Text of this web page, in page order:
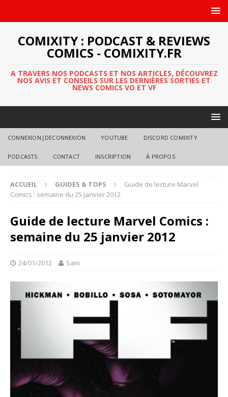
COMIXITY : PODCAST & REVIEWS
COMICS - COMIXITY.FR
A TRAVERS NOS PODCASTS ET NOS ARTICLES, DÉCOUVREZ
NOS AVIS ET CONSEILS SUR LES DERNIÈRES SORTIES ET
NEWS COMICS VO ET VF
CONNEXION|DECONNEXION YOUTUBE DISCORD COMIXITY
PODCASTS CONTACT INSCRIPTION À PROPOS
ACCUEIL GUIDES & TOPS
Guide de lecture Marvel
Comics : semaine du 25 janvier 2012
Guide de lecture Marvel Comics :
semaine du 25 janvier 2012
24/01/2012 Sam